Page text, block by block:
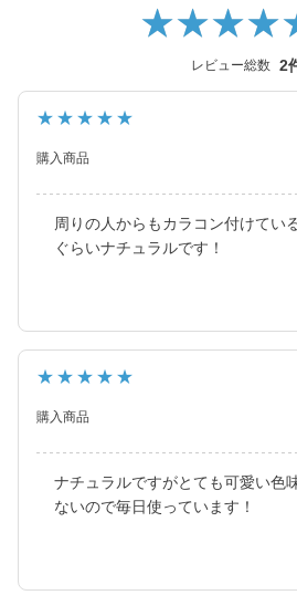
幅広い世代から愛されるロングセラー
今っぽく瞳を引き立てる
ました。
より可愛く、より瞳に優しく進化し続
レビュー総数 2
★★★★★
購入商品
周りの人からもカラコン付けてい
ぐらいナチュラルです！
★★★★★
購入商品
ナチュラルですがとても可愛い色
ないので毎日使っています！